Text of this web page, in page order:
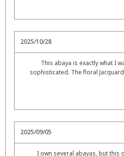
2025/10/28
This abaya is exactly what I
sophisticated. The floral
2025/09/05